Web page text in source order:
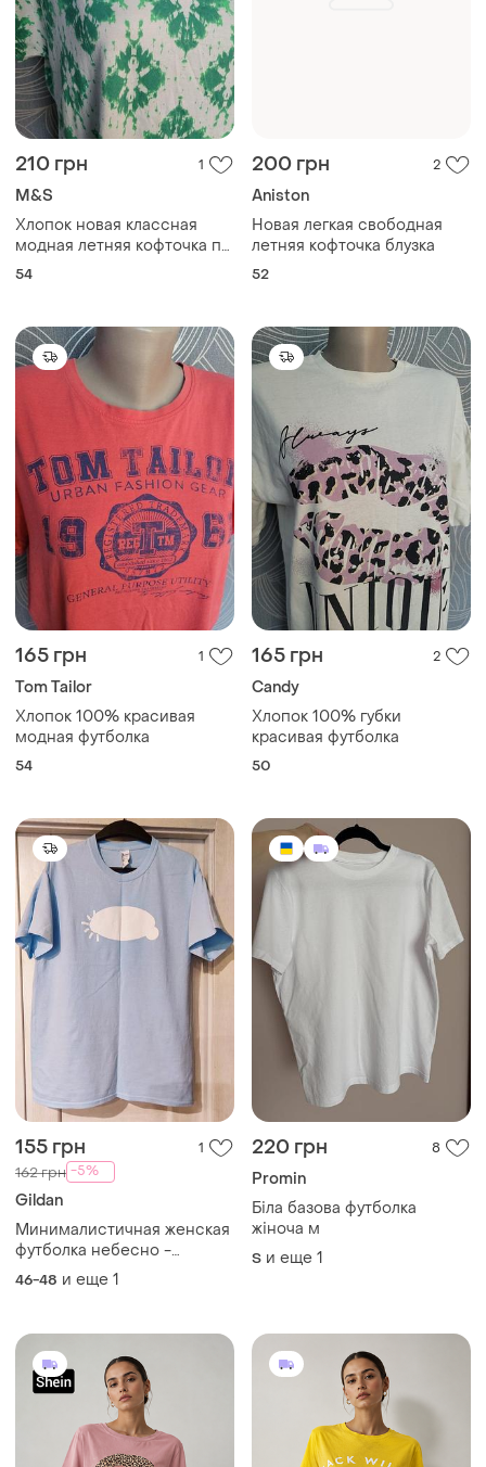
210 грн 1
M&S
Хлопок новая классная
модная летняя кофточка по
бокам разрезы
54
200 грн 2
Aniston
Новая легкая свободная
летняя кофточка блузка
52
165 грн 1
Tom Tailor
Хлопок 100% красивая
модная футболка
54
165 грн 2
Candy
Хлопок 100% губки
красивая футболка
50
155 грн 1
162 грн -5%
Gildan
Минималистичная женская
футболка небесно -
голубого цвета.
46-48 и еще 1
220 грн 8
Promin
Біла базова футболка
жіноча м
S и еще 1